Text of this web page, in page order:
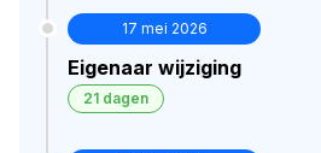
17 mei 2026
Eigenaar wijziging
21 dagen